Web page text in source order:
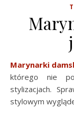
Marynarki
którego nie
stylizacjach.
stylowym